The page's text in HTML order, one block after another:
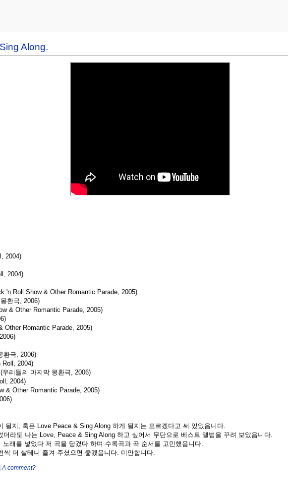
Along.
2004)
2004)
'n Roll Show & Other Romantic Parade, 2005)
환극, 2006)
& Other Romantic Parade, 2005)
Other Romantic Parade, 2005)
환극, 2006)
Roll, 2004)
리들의 마지막 몽환극, 2006)
2004)
& Other Romantic Parade, 2005)
될지, 혹은 Love Peace & Sing Along 하게 될지는 모르겠다고 써 있었읍니다.
라도 나는 Love, Peace & Sing Along 하고 싶어서 무단으로 베스트 앨범을 꾸려 보았읍니다.
래를 넣었다 저 곡을 당겼다 하며 수록곡과 곡 순서를 고민했읍니다.
더 살테니 즐겨 주셨으면 좋겠읍니다. 미안합니다.
A comment?